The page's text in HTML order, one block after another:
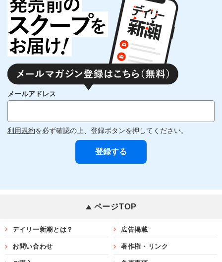
メールアドレス
利用規約を必ず確認の上、登録ボタンを押してください。
ページTOP
デイリー新潮とは？ 広告掲載
お問い合わせ 著作権・リンク